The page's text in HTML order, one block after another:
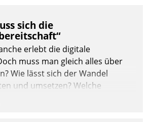
sich die
erlebt die digitale
muss man gleich alles über
Wie lässt sich der Wandel
und umsetzen? Welche